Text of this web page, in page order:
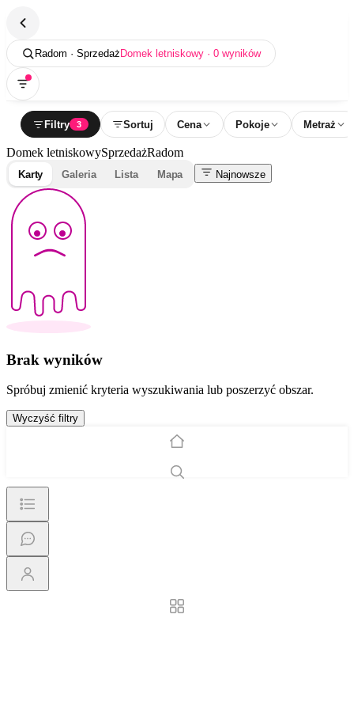
Radom · Sprzedaż Domek letniskowy · 0 wyników
Filtry 3 Sortuj Cena Pokoje Metraż
Domek letniskowySprzedażRadom
Karty Galeria Lista Mapa Najnowsze
Brak wyników
Spróbuj zmienić kryteria wyszukiwania lub poszerzyć obszar.
Wyczyść filtry